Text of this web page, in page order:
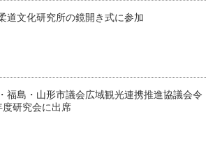
道文化研究所の鏡開き式に参加
福島・山形市議会広域観光連携推進協議会令
度研究会に出席